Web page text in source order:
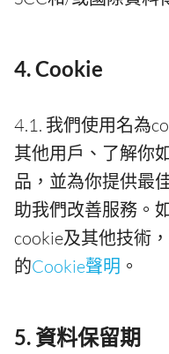
4. Cookie
4.1. 我們使用名為
其他用戶、了解你
品，並為你提供最
助我們改善服務。
cookie及其他技術
的Cookie聲明 。
5. 資料保留期